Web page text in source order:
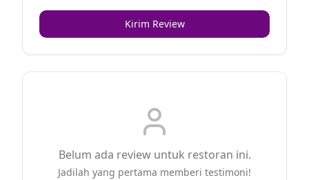
Kirim Review
Belum ada review untuk restoran ini.
Jadilah yang pertama memberi testimoni!